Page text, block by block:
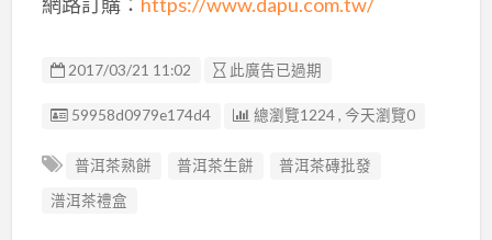
2017/03/21 11:02 此廣告已過期
廣告编號
59958d0979e174d4 總瀏覽1224 , 今天瀏覽0
普洱茶熟餅 普洱茶生餅
普洱茶磚批發
潽洱茶禮盒